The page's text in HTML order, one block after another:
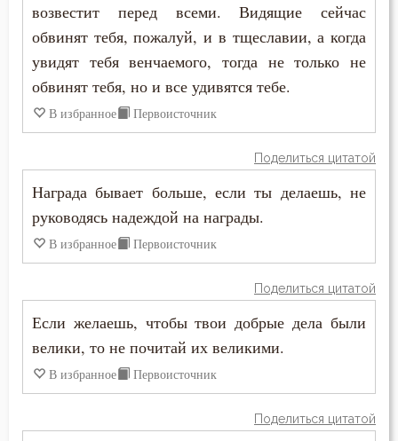
возвестит перед всеми. Видящие сейчас
обвинят тебя, пожалуй, и в тщеславии, а когда
увидят тебя венчаемого, тогда не только не
обвинят тебя, но и все удивятся тебе.
В избранное Первоисточник
Поделиться цитатой
Награда бывает больше, если ты делаешь, не
руководясь надеждой на награды.
В избранное Первоисточник
Поделиться цитатой
Если желаешь, чтобы твои добрые дела были
велики, то не почитай их великими.
В избранное Первоисточник
Поделиться цитатой